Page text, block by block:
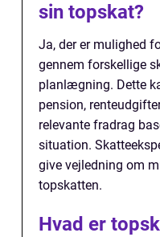
sin topskat?
Ja, der er mulighed
gennem forskellige
planlægning. Dette
pension,
relevante fradrag
situation.
give vejledning om
topskatten.
Hvad er